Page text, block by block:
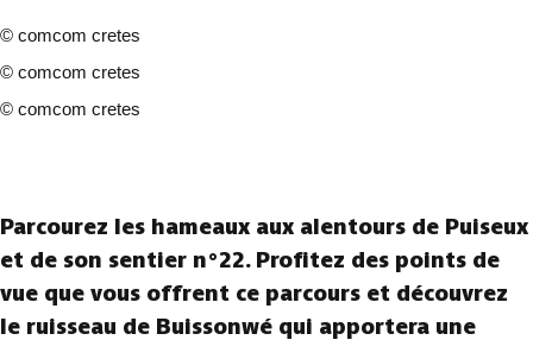
© comcom cretes
© comcom cretes
© comcom cretes
Parcourez les hameaux aux alentours de Puiseux
et de son sentier n°22. Profitez des points de
vue que vous offrent ce parcours et découvrez
le ruisseau de Buissonwé qui apportera une